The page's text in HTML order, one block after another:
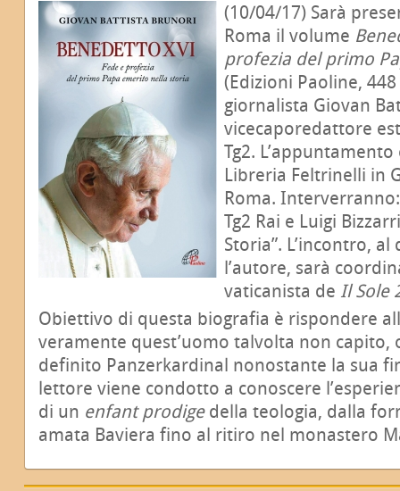
(10/04/17) Sarà
Roma il volume
profezia del primo
(Edizioni Paoline,
giornalista Giovan
vicecaporedattore
Tg2.
Libreria Feltrinelli in
Roma.
Tg2 Rai e Luigi
Storia”. L’incontro,
l’autore, sarà
vaticanista de Il Sole
Obiettivo di questa biografia è rispondere
veramente quest’uomo talvolta non capito,
definito Panzerkardinal nonostante la sua
lettore viene condotto a conoscere
di un enfant prodigedella teologia, dalla
amata Baviera fino al ritiro nel monastero